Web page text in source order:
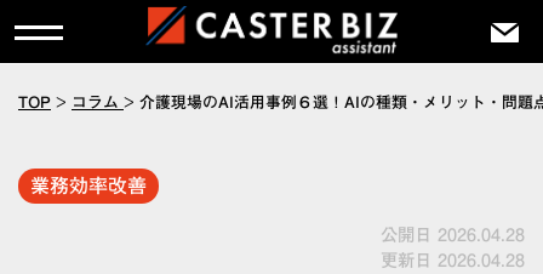
TOP > コラム > 介護現場のAI活用事例６選！AIの種類・メリット・問題
業務効率改善
公開日 2026.04.28
更新日 2026.04.28